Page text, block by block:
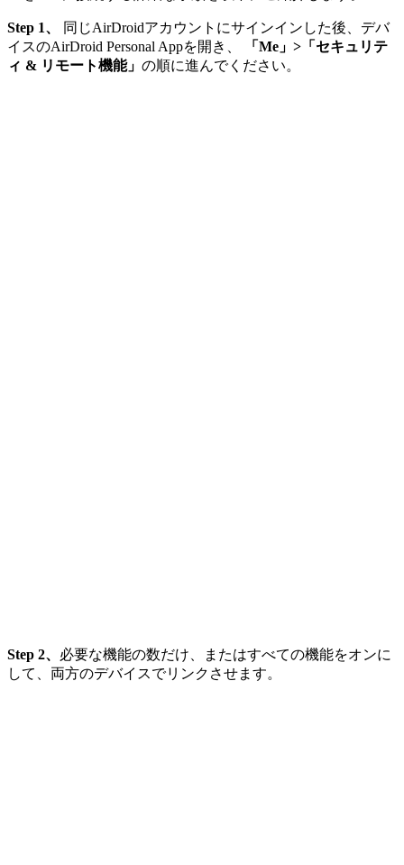
Step 1、
同じAirDroidアカウントにサインインした後、デバ
イスのAirDroid Personal Appを開き、
「Me」>「セキュリテ
ィ & リモート機能」 の順に進んでください。
Step 2、 必要な機能の数だけ、またはすべての機能をオンに
して、両方のデバイスでリンクさせます。